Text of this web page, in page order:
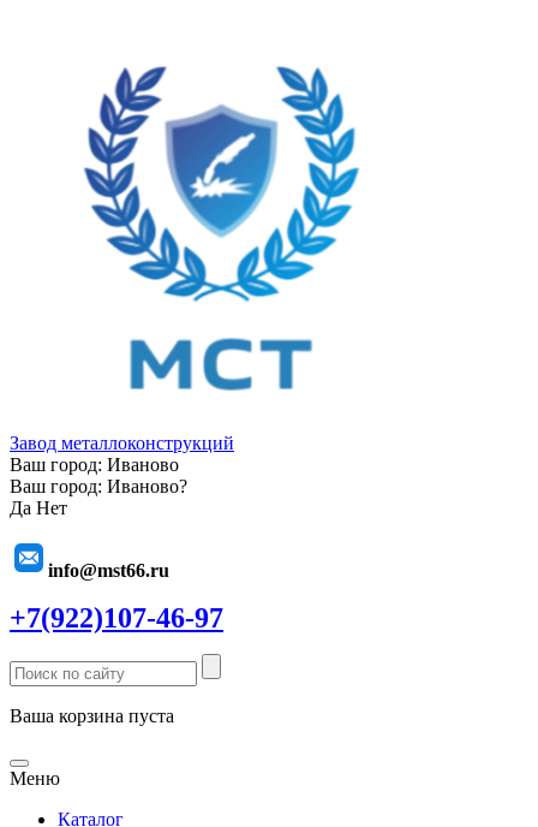
Завод металлоконструкций
Ваш город: Иваново
Ваш город: Иваново?
Да Нет
info@mst66.ru
+7(922)107-46-97
Ваша корзина пуста
Меню
Каталог